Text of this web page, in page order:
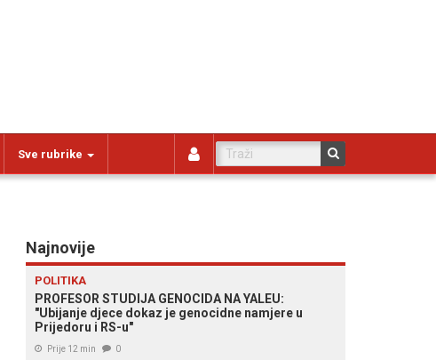
Sve rubrike
Najnovije
POLITIKA
PROFESOR STUDIJA GENOCIDA NA YALEU:
"Ubijanje djece dokaz je genocidne namjere u
Prijedoru i RS-u"
Prije 12 min 0